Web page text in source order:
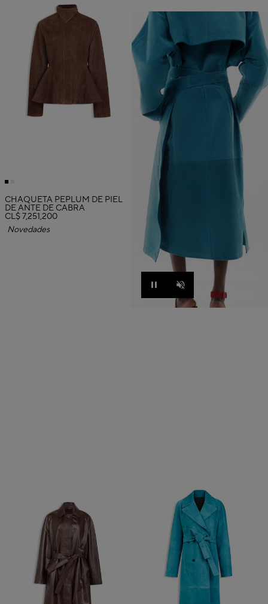
CHAQUETA PÉPLUM DE PIEL
DE ANTE DE CABRA
CL$ 7,251,200
Novedades
Pause Unmute